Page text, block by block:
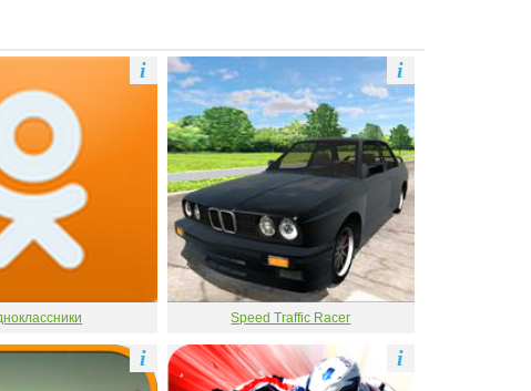
i
Speed Traffic Racer
i
i i